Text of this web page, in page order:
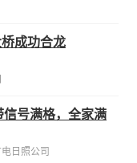
也填补了日照缺乏大体
的市场空白。[详细]
成功合龙
信号满格，全家满
日照公司